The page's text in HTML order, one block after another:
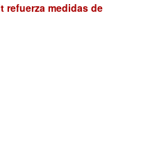
refuerza medidas de